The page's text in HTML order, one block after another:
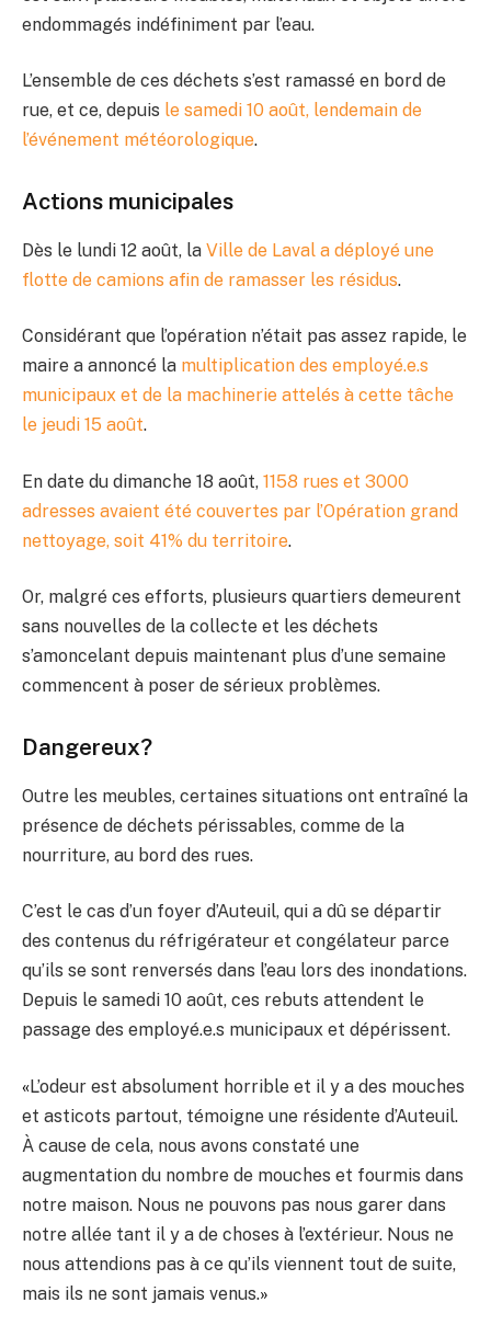
endommagés indéfiniment par l’eau.
L’ensemble de ces déchets s’est ramassé en bord de
rue, et ce, depuis le samedi 10 août, lendemain de
l’événement météorologique.
Actions municipales
Dès le lundi 12 août, la Ville de Laval a déployé une
flotte de camions afin de ramasser les résidus.
Considérant que l’opération n’était pas assez rapide, le
maire a annoncé la multiplication des employé.e.s
municipaux et de la machinerie attelés à cette tâche
le jeudi 15 août.
En date du dimanche 18 août, 1158 rues et 3000
adresses avaient été couvertes par l’Opération grand
nettoyage, soit 41% du territoire.
Or, malgré ces efforts, plusieurs quartiers demeurent
sans nouvelles de la collecte et les déchets
s’amoncelant depuis maintenant plus d’une semaine
commencent à poser de sérieux problèmes.
Dangereux?
Outre les meubles, certaines situations ont entraîné la
présence de déchets périssables, comme de la
nourriture, au bord des rues.
C’est le cas d’un foyer d’Auteuil, qui a dû se départir
des contenus du réfrigérateur et congélateur parce
qu’ils se sont renversés dans l’eau lors des inondations.
Depuis le samedi 10 août, ces rebuts attendent le
passage des employé.e.s municipaux et dépérissent.
«L’odeur est absolument horrible et il y a des mouches
et asticots partout, témoigne une résidente d’Auteuil.
À cause de cela, nous avons constaté une
augmentation du nombre de mouches et fourmis dans
notre maison. Nous ne pouvons pas nous garer dans
notre allée tant il y a de choses à l’extérieur. Nous ne
nous attendions pas à ce qu’ils viennent tout de suite,
mais ils ne sont jamais venus.»